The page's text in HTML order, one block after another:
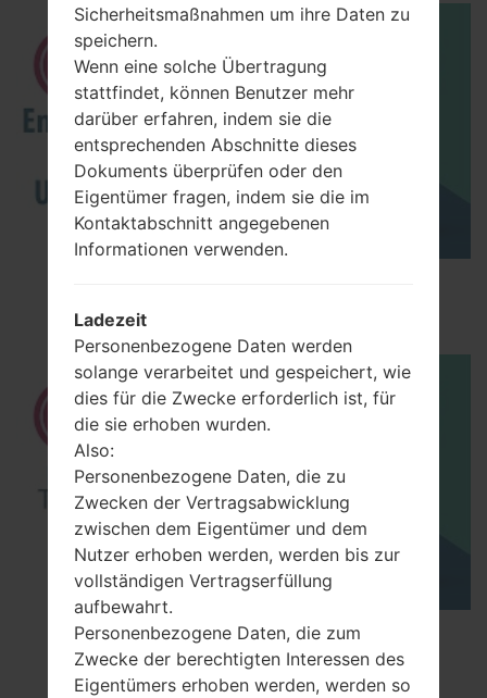
How to Factory Reset through menu on LG
Optimus Vu 2 F200S?
Sicherheitsmaßnahmen um ihre Daten zu
speichern.
Wenn eine solche Übertragung
stattfindet, können Benutzer mehr
darüber erfahren, indem sie die
entsprechenden Abschnitte dieses
Dokuments überprüfen oder den
Eigentümer fragen, indem sie die im
Kontaktabschnitt angegebenen
Informationen verwenden.
Ladezeit
Personenbezogene Daten werden
solange verarbeitet und gespeichert, wie
dies für die Zwecke erforderlich ist, für
die sie erhoben wurden.
Also:
Personenbezogene Daten, die zu
Zwecken der Vertragsabwicklung
zwischen dem Eigentümer und dem
Nutzer erhoben werden, werden bis zur
vollständigen Vertragserfüllung
aufbewahrt.
Personenbezogene Daten, die zum
Zwecke der berechtigten Interessen des
Eigentümers erhoben werden, werden so